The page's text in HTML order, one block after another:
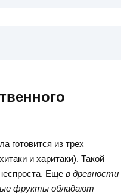
готовится из трех
и харитаки). Такой
Еще в древности
фрукты обладают